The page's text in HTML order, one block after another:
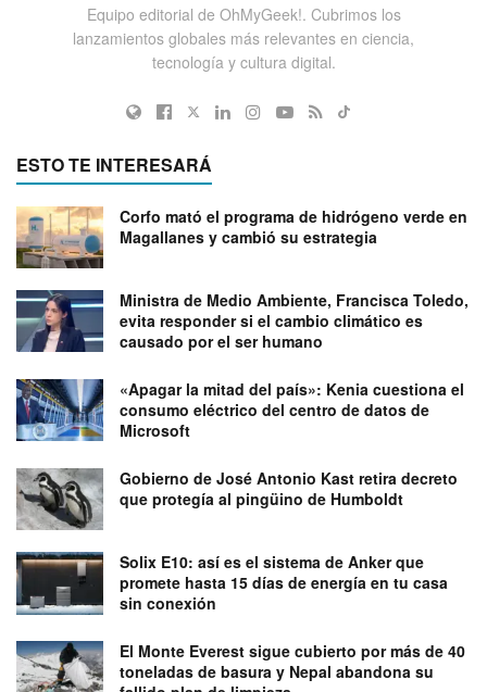
Equipo editorial de OhMyGeek!. Cubrimos los
lanzamientos globales más relevantes en ciencia,
tecnología y cultura digital.
ESTO TE INTERESARÁ
Corfo mató el programa de hidrógeno verde en
Magallanes y cambió su estrategia
Ministra de Medio Ambiente, Francisca Toledo,
evita responder si el cambio climático es
causado por el ser humano
«Apagar la mitad del país»: Kenia cuestiona el
consumo eléctrico del centro de datos de
Microsoft
Gobierno de José Antonio Kast retira decreto
que protegía al pingüino de Humboldt
Solix E10: así es el sistema de Anker que
promete hasta 15 días de energía en tu casa
sin conexión
El Monte Everest sigue cubierto por más de 40
toneladas de basura y Nepal abandona su